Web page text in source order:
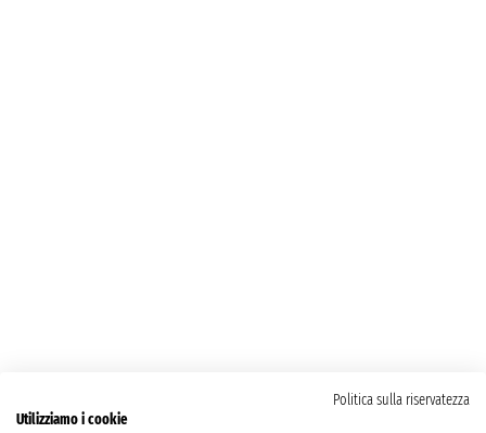
Politica sulla riservatezza
Utilizziamo i cookie